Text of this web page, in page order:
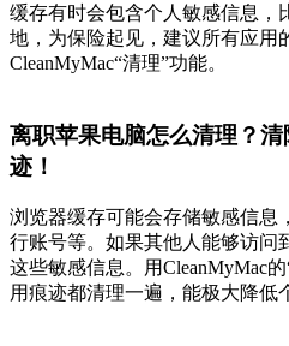
缓存有时会包含个人敏感信息，
地，为保险起见，建议所有应用
CleanMyMac“清理”功能。
离职苹果电脑怎么清理？
迹！
浏览器缓存可能会存储敏感信息
行账号等。如果其他人能够访问
这些敏感信息。用CleanMyMac
用痕迹都清理一遍，能极大降低